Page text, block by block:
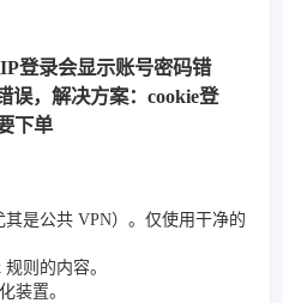
登录会显示账号密码错
误，解决方案：cookie登
下单
是公共 VPN）。仅使用干净的
则的内容。
装置。